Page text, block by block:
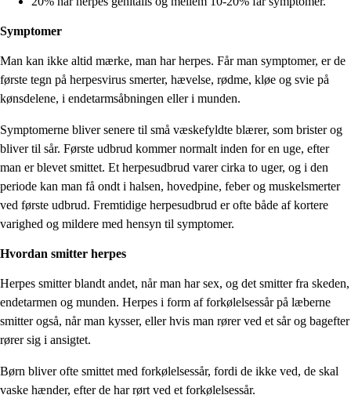
Symptomer
Man kan ikke altid mærke, man har herpes. Får man symptomer, er de
første tegn på herpesvirus smerter, hævelse, rødme, kløe og svie på
kønsdelene, i endetarmsåbningen eller i munden.
Symptomerne bliver senere til små væskefyldte blærer, som brister og
bliver til sår. Første udbrud kommer normalt inden for en uge, efter
man er blevet smittet. Et herpesudbrud varer cirka to uger, og i den
periode kan man få ondt i halsen, hovedpine, feber og muskelsmerter
ved første udbrud. Fremtidige herpesudbrud er ofte både af kortere
varighed og mildere med hensyn til symptomer.
Hvordan smitter herpes
Herpes smitter blandt andet, når man har sex, og det smitter fra skeden,
endetarmen og munden. Herpes i form af forkølelsessår på læberne
smitter også, når man kysser, eller hvis man rører ved et sår og bagefter
rører sig i ansigtet.
Børn bliver ofte smittet med forkølelsessår, fordi de ikke ved, de skal
vaske hænder, efter de har rørt ved et forkølelsessår.